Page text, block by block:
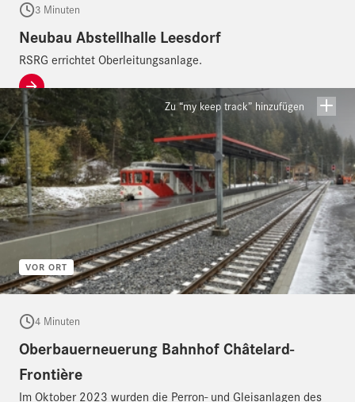
3 Minuten
Neubau Abstellhalle Leesdorf
RSRG errichtet Oberleitungsanlage.
VOR ORT
Zu “my keep track” hinzufügen
4 Minuten
Oberbauerneuerung Bahnhof Châtelard-
Frontière
Im Oktober 2023 wurden die Perron- und Gleisanlagen des